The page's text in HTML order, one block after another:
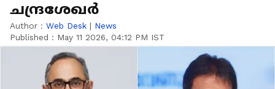
ചന്ദ്രശേഖർ
Author : Web Desk | News
Published : May 11 2026, 04:12 PM IST